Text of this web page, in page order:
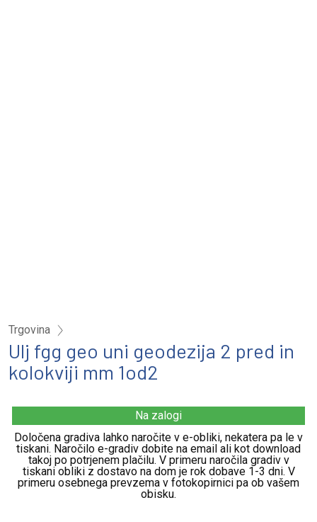
Trgovina
Ulj fgg geo uni geodezija 2 pred in
kolokviji mm 1od2
Na zalogi
Določena gradiva lahko naročite v e-obliki, nekatera pa le v
tiskani. Naročilo e-gradiv dobite na email ali kot download
takoj po potrjenem plačilu. V primeru naročila gradiv v
tiskani obliki z dostavo na dom je rok dobave 1-3 dni. V
primeru osebnega prevzema v fotokopirnici pa ob vašem
obisku.